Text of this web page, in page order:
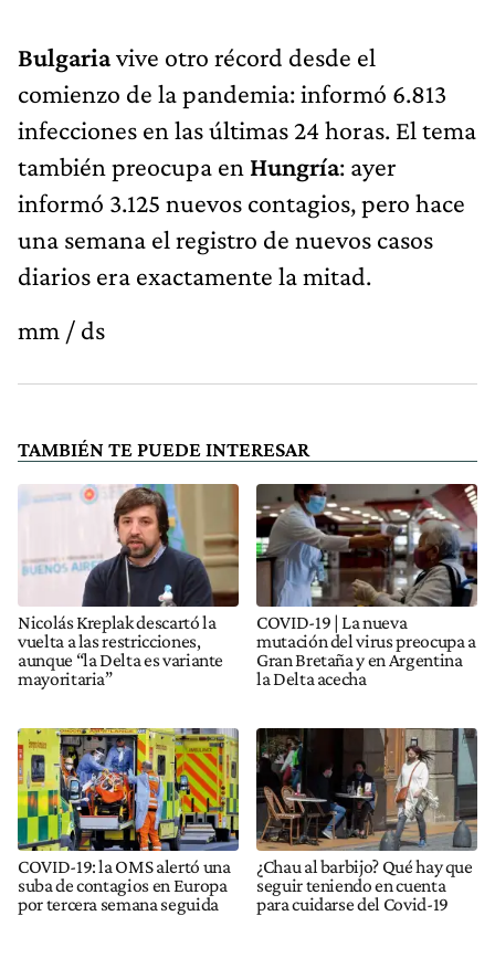
Bulgariavive otro récord desde el
comienzo de la pandemia: informó 6.813
infecciones en las últimas 24 horas. El tema
también preocupa en Hungría: ayer
informó 3.125 nuevos contagios, pero hace
una semana el registro de nuevos casos
diarios era exactamente la mitad.
mm / ds
TAMBIÉN TE PUEDE INTERESAR
Nicolás Kreplak descartó la
vuelta a las restricciones,
aunque “la Delta es variante
mayoritaria”
COVID-19 | La nueva
mutación del virus preocupa a
Gran Bretaña y en Argentina
la Delta acecha
COVID-19: la OMS alertó una
suba de contagios en Europa
por tercera semana seguida
¿Chau al barbijo? Qué hay que
seguir teniendo en cuenta
para cuidarse del Covid-19